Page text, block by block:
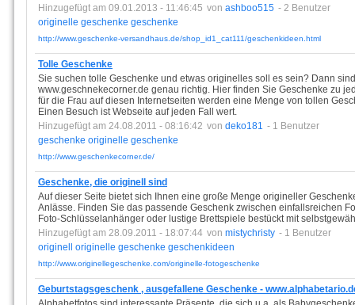
Hinzugefügt am 09.01.2013 - 11:46:45 von ashboo515 - 2 Benutzer
originelle geschenke geschenke
http://www.geschenke-versandhaus.de/shop_id1_cat111/geschenkideen.html
Tolle Geschenke
Sie suchen tolle Geschenke und etwas originelles soll es sein? Dann
www.geschnekecorner.de genau richtig. Hier finden Sie Geschenke zu
für die Frau auf diesen Internetseiten werden eine Menge von tollen
Einen Besuch ist Webseite auf jeden Fall wert.
Hinzugefügt am 24.08.2011 - 08:16:42 von deko181 - 1 Benutzer
geschenke originelle geschenke
http://www.geschenkecorner.de/
Geschenke, die originell sind
Auf dieser Seite bietet sich Ihnen eine große Menge origineller
Anlässe. Finden Sie das passende Geschenk zwischen einfallsreichen
Foto-Schlüsselanhänger oder lustige Brettspiele bestückt mit
Hinzugefügt am 28.09.2011 - 18:07:44 von mistychristy - 1 Benutzer
originell
originelle geschenke geschenkideen
http://www.originellegeschenke.com/originelle-fotogeschenke
Geburtstagsgeschenk , ausgefallene Geschenke -